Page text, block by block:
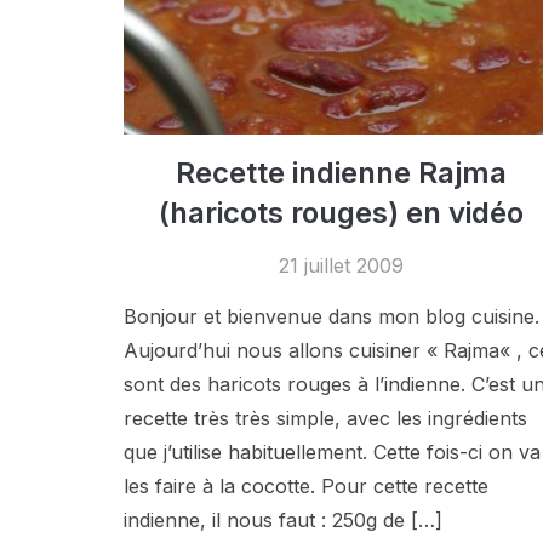
Recette indienne Rajma
(haricots rouges) en vidéo
21 juillet 2009
Bonjour et bienvenue dans mon blog cuisine.
Aujourd’hui nous allons cuisiner « Rajma« ,
sont des haricots rouges à l’indienne. C’est
recette très très simple, avec les ingrédients
que j’utilise habituellement. Cette fois-ci on va
les faire à la cocotte. Pour cette recette
indienne, il nous faut : 250g de […]